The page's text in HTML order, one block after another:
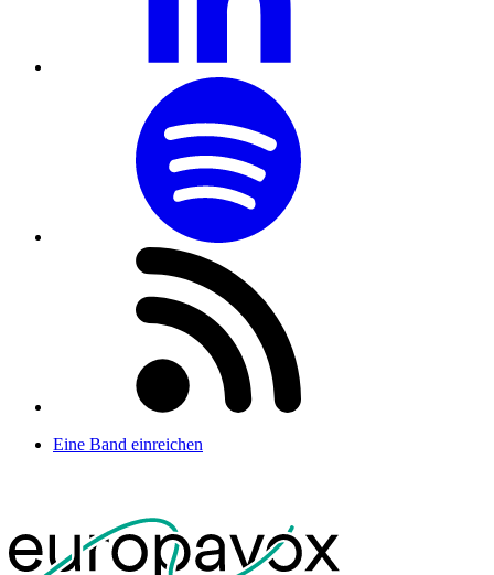
Eine Band einreichen